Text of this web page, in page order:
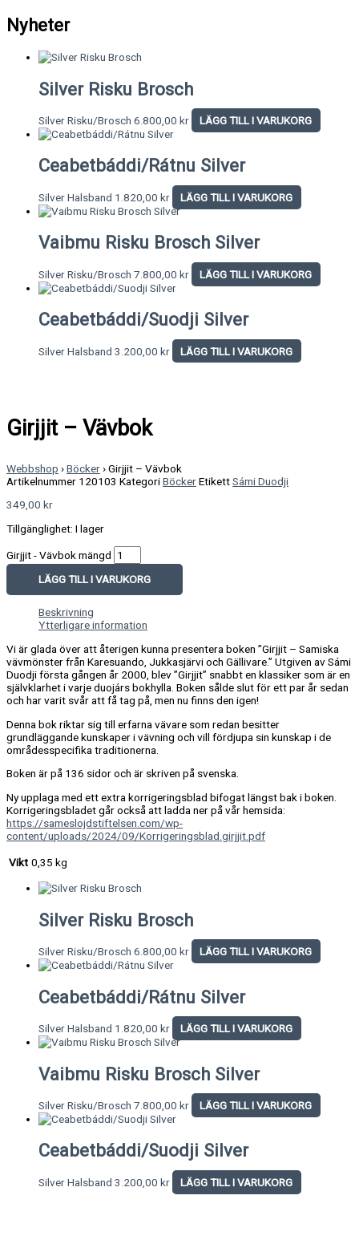
Nyheter
Silver Risku Brosch
Silver Risku/Brosch 6.800,00 kr LÄGG TILL I VARUKORG
Ceabetbáddi/Rátnu Silver
Silver Halsband 1.820,00 kr LÄGG TILL I VARUKORG
Vaibmu Risku Brosch Silver
Silver Risku/Brosch 7.800,00 kr LÄGG TILL I VARUKORG
Ceabetbáddi/Suodji Silver
Silver Halsband 3.200,00 kr LÄGG TILL I VARUKORG
Girjjit – Vävbok
Webbshop ›Böcker›Girjjit – Vävbok
Artikelnummer 120103 KategoriBöckerEtikettSámi Duodji
349,00 kr
Tillgänglighet: I lager
Girjjit - Vävbok mängd
LÄGG TILL I VARUKORG
Beskrivning
Ytterligare information
Vi är glada över att återigen kunna presentera boken ”Girjjit – Samiska
vävmönster från Karesuando, Jukkasjärvi och Gällivare.” Utgiven av Sámi
Duodji första gången år 2000, blev ”Girjjit” snabbt en klassiker som är en
självklarhet i varje duojárs bokhylla. Boken sålde slut för ett par år sedan
och har varit svår att få tag på, men nu finns den igen!
Denna bok riktar sig till erfarna vävare som redan besitter
grundläggande kunskaper i vävning och vill fördjupa sin kunskap i de
områdesspecifika traditionerna.
Boken är på 136 sidor och är skriven på svenska.
Ny upplaga med ett extra korrigeringsblad bifogat längst bak i boken.
Korrigeringsbladet går också att ladda ner på vår hemsida:
https://sameslojdstiftelsen.com/wp-
content/uploads/2024/09/Korrigeringsblad.girjjit.pdf
Vikt 0,35 kg
Silver Risku Brosch
Silver Risku/Brosch 6.800,00 kr LÄGG TILL I VARUKORG
Ceabetbáddi/Rátnu Silver
Silver Halsband 1.820,00 kr LÄGG TILL I VARUKORG
Vaibmu Risku Brosch Silver
Silver Risku/Brosch 7.800,00 kr LÄGG TILL I VARUKORG
Ceabetbáddi/Suodji Silver
Silver Halsband 3.200,00 kr LÄGG TILL I VARUKORG